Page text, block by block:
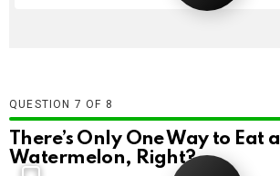
QUESTION OF 8
There’s Only One Way to Eat a
Watermelon, Right?